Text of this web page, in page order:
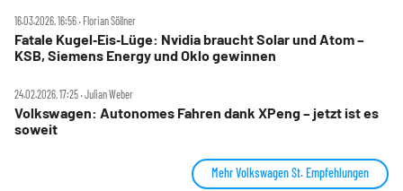
16.03.2026, 16:56 ‧ Florian Söllner
Fatale Kugel‑Eis‑Lüge: Nvidia braucht Solar und Atom –
KSB, Siemens Energy und Oklo gewinnen
24.02.2026, 17:25 ‧ Julian Weber
Volkswagen: Autonomes Fahren dank XPeng – jetzt ist es
soweit
Mehr Volkswagen St. Empfehlungen